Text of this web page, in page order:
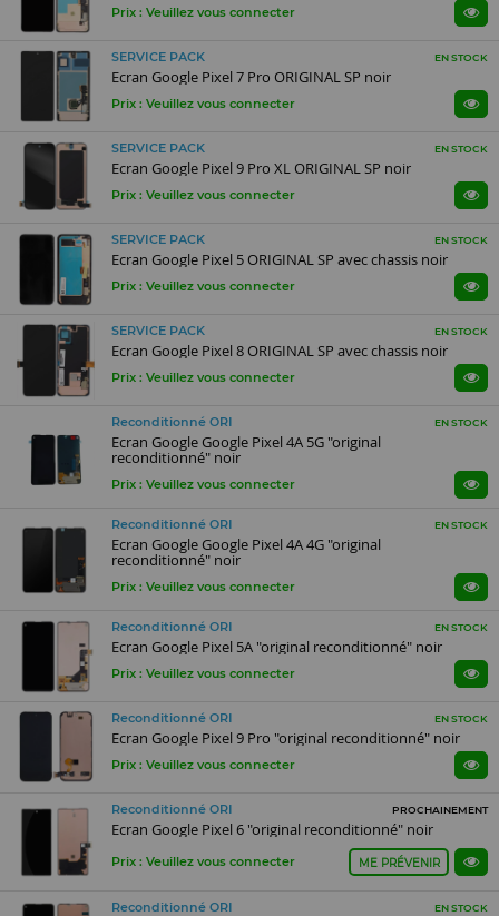
Prix : Veuillez vous connecter
SERVICE PACK EN STOCK
Ecran Google Pixel 7 Pro ORIGINAL SP noir
Prix : Veuillez vous connecter
SERVICE PACK EN STOCK
Ecran Google Pixel 9 Pro XL ORIGINAL SP noir
Prix : Veuillez vous connecter
SERVICE PACK EN STOCK
Ecran Google Pixel 5 ORIGINAL SP avec chassis noir
Prix : Veuillez vous connecter
SERVICE PACK EN STOCK
Ecran Google Pixel 8 ORIGINAL SP avec chassis noir
Prix : Veuillez vous connecter
Reconditionné ORI EN STOCK
Ecran Google Google Pixel 4A 5G "original
reconditionné" noir
Prix : Veuillez vous connecter
Reconditionné ORI EN STOCK
Ecran Google Google Pixel 4A 4G "original
reconditionné" noir
Prix : Veuillez vous connecter
Reconditionné ORI EN STOCK
Ecran Google Pixel 5A "original reconditionné" noir
Prix : Veuillez vous connecter
Reconditionné ORI EN STOCK
Ecran Google Pixel 9 Pro "original reconditionné" noir
Prix : Veuillez vous connecter
Reconditionné ORI PROCHAINEMENT
Ecran Google Pixel 6 "original reconditionné" noir
Prix : Veuillez vous connecter ME PRÉVENIR
Reconditionné ORI EN STOCK